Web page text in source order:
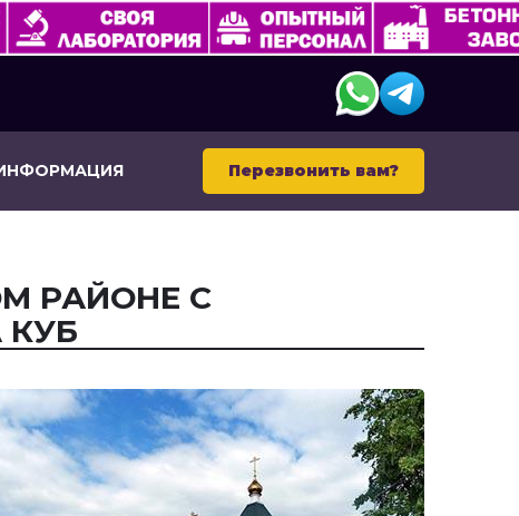
Перезвонить вам?
РАЙОНЕ С
КУБ